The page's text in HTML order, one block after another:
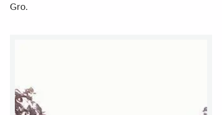
Gro.